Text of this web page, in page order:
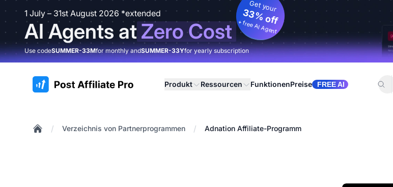
1 July – 31st August 2026 *extended
AI Agents atZero Cost
Get your
33% off
+ free AI Agent
Use codeSUMMER-33Mfor monthly andSUMMER-33Yfor yearly subscription
:site.title Produkt Ressourcen FunktionenPreise FREE AI
/ Verzeichnis von Partnerprogrammen / Adnation Affiliate-Programm